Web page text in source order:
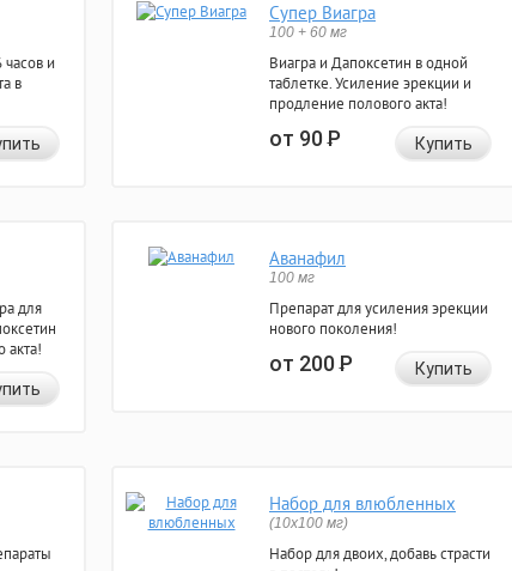
и
в
Супер Виагра
100 + 60 мг
Виагра и Дапоксетин в одной
таблетке. Усиление эрекции и
продление полового акта!
от 90Р Купить
для
акта!
Аванафил
100 мг
Препарат для усиления эрекции
нового поколения!
от 200Р Купить
Набор для влюбленных
(10х100 мг)
Набор для двоих, добавь страсти